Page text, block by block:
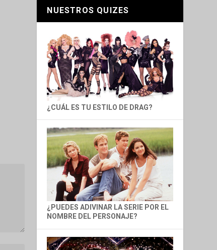
NUESTROS QUIZES
¿CUÁL ES TU ESTILO DE DRAG?
¿PUEDES ADIVINAR LA SERIE POR EL
NOMBRE DEL PERSONAJE?